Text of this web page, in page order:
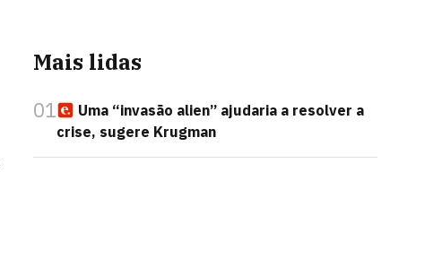
Mais lidas
01
Uma “invasão alien” ajudaria a resolver a
crise, sugere Krugman